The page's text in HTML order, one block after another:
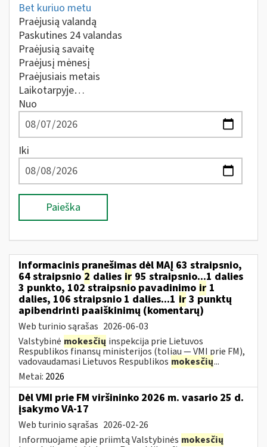
Bet kuriuo metu
Praėjusią valandą
Paskutines 24 valandas
Praėjusią savaitę
Praėjusį mėnesį
Praėjusiais metais
Laikotarpyje…
Nuo
Iki
Paieška
Informacinis pranešimas dėl MAĮ 63 straipsnio,
64 straipsnio 2 dalies ir 95 straipsnio...1 dalies
3 punkto, 102 straipsnio pavadinimo ir 1
dalies, 106 straipsnio 1 dalies...1 ir 3 punktų
apibendrinti paaiškinimų (komentarų)
Web turinio sąrašas 2026-06-03
Valstybinė mokesčių inspekcija prie Lietuvos
Respublikos finansų ministerijos (toliau — VMI prie FM),
vadovaudamasi Lietuvos Respublikos mokesčių...
Metai: 2026
Dėl VMI prie FM viršininko 2026 m. vasario 25 d.
įsakymo VA-17
Web turinio sąrašas 2026-02-26
Informuojame apie priimtą Valstybinės mokesčių